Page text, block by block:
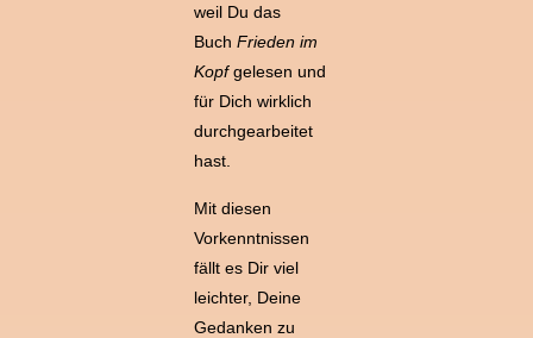
weil Du das
Buch Frieden im
Kopfgelesen und
für Dich wirklich
durchgearbeitet
hast.
Mit diesen
Vorkenntnissen
fällt es Dir viel
leichter, Deine
Gedanken zu